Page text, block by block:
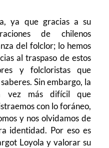
ya que gracias a su
de chilenos
del folclor; lo hemos
al traspaso de estos
y folcloristas que
Sin embargo, la
vez más difícil que
con lo foráneo,
y nos olvidamos de
identidad. Por eso es
Loyola y valorar su